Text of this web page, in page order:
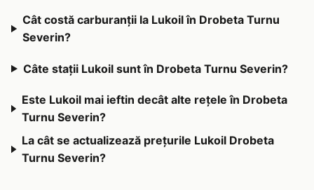
Cât costă carburanții la Lukoil în Drobeta Turnu
Severin?
Câte stații Lukoil sunt în Drobeta Turnu Severin?
Este Lukoil mai ieftin decât alte rețele în Drobeta
Turnu Severin?
La cât se actualizează prețurile Lukoil Drobeta
Turnu Severin?